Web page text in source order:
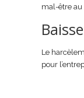
mal-être au
Le
pour